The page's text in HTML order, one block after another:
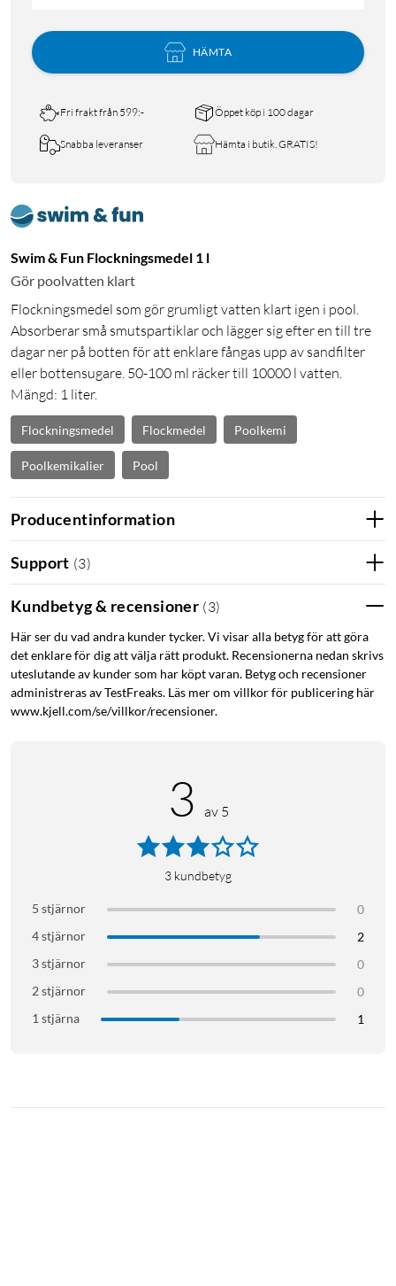
HÄMTA
Fri frakt från 599:- Öppet köp i 100 dagar
Snabba leveranser Hämta i butik, GRATIS!
Swim & Fun Flockningsmedel 1 l
Gör poolvatten klart
Flockningsmedel som gör grumligt vatten klart igen i pool.
Absorberar små smutspartiklar och lägger sig efter en till tre
dagar ner på botten för att enklare fångas upp av sandfilter
eller bottensugare. 50-100 ml räcker till 10000 l vatten.
Mängd: 1 liter.
Flockningsmedel Flockmedel Poolkemi
Poolkemikalier Pool
Producentinformation
Support (3)
Kundbetyg & recensioner (3)
Här ser du vad andra kunder tycker. Vi visar alla betyg för att göra
det enklare för dig att välja rätt produkt. Recensionerna nedan skrivs
uteslutande av kunder som har köpt varan. Betyg och recensioner
administreras av TestFreaks. Läs mer om villkor för publicering här
www.kjell.com/se/villkor/recensioner.
3 av 5
3 kundbetyg
5 stjärnor
0
4 stjärnor
2
3 stjärnor
0
2 stjärnor
0
1 stjärna
1